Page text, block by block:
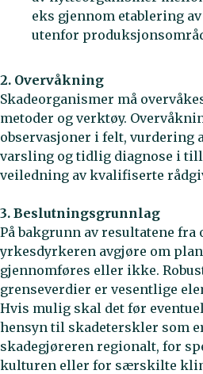
eks gjennom etablering
utenfor
2. Overvåkning
Skadeorganismer må
metoder og verktøy.
observasjoner i felt, vurdering
varsling og tidlig diagnose i
veiledning av kvalifiserte
3. Beslutningsgrunnlag
På bakgrunn av resultatene
yrkesdyrkeren avgjøre om
gjennomføres eller ikke.
grenseverdier er vesentlige
Hvis mulig skal det før
hensyn til skadeterskler som
skadegjøreren regionalt, for
kulturen eller for særskilte